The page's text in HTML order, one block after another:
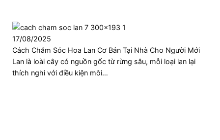
17/08/2025
Cách Chăm Sóc Hoa Lan Cơ Bản Tại Nhà Cho Người Mới
Lan là loài cây có nguồn gốc từ rừng sâu, mỗi loại lan lại
thích nghi với điều kiện môi…